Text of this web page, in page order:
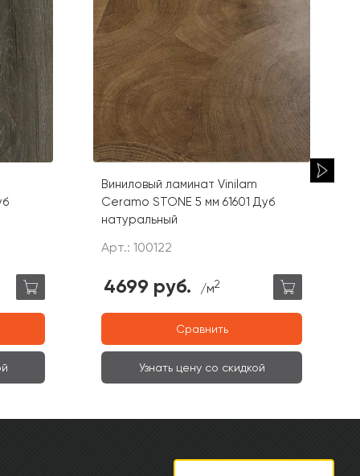
Виниловый ламинат Vinilam
Ceramo STONE 5 мм 61601 Дуб
натуральный
Арт.: 100122
4699 руб. /м2
Сравнить
Узнать цену со скидкой